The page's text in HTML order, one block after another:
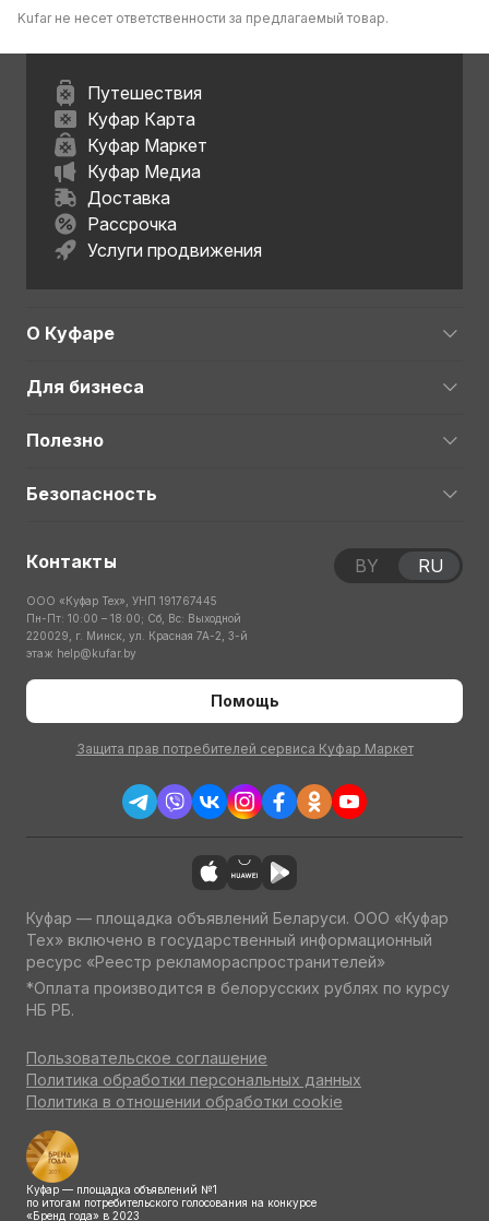
Kufar не несет ответственности за предлагаемый товар.
Путешествия
Куфар Карта
Куфар Маркет
Куфар Медиа
Доставка
Рассрочка
Услуги продвижения
О Куфаре
Для бизнеса
Полезно
Безопасность
Контакты
ООО «Куфар Тех», УНП 191767445
Пн-Пт: 10:00 – 18:00; Сб, Вс: Выходной
220029, г. Минск, ул. Красная 7А-2, 3-й
этаж help@kufar.by
Помощь
Защита прав потребителей сервиса Куфар Маркет
BY RU
Куфар — площадка объявлений Беларуси. ООО «Куфар
Тех» включено в государственный информационный
ресурс «Реестр рекламораспространителей»
*Оплата производится в белорусских рублях по курсу
НБ РБ.
Пользовательское соглашение
Политика обработки персональных данных
Политика в отношении обработки cookie
Куфар — площадка объявлений №1
по итогам потребительского голосования на конкурсе
«Бренд года» в 2023